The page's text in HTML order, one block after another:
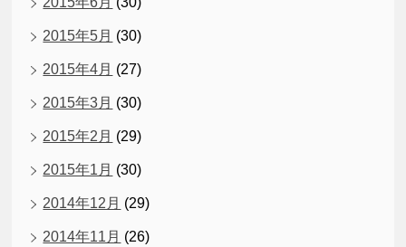
2015年5月 (30)
2015年4月 (27)
2015年3月 (30)
2015年2月 (29)
2015年1月 (30)
2014年12月 (29)
2014年11月 (26)